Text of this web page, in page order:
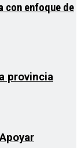
con enfoque de
provincia